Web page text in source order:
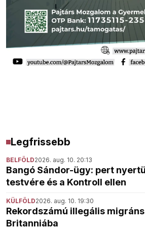
Legfrissebb
BELFÖLD2026. aug. 10. 20:13
Bangó Sándor-ügy: pert
testvére és a Kontroll ellen
KÜLFÖLD2026. aug. 10. 19:30
Rekordszámú illegális
Britanniába